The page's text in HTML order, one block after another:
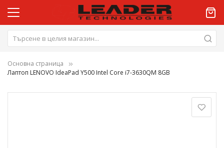
Основна страница
Лаптоп LENOVO IdeaPad Y500 Intel Core i7-3630QM 8GB